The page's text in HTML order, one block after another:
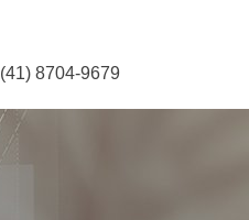
(41) 8704-9679